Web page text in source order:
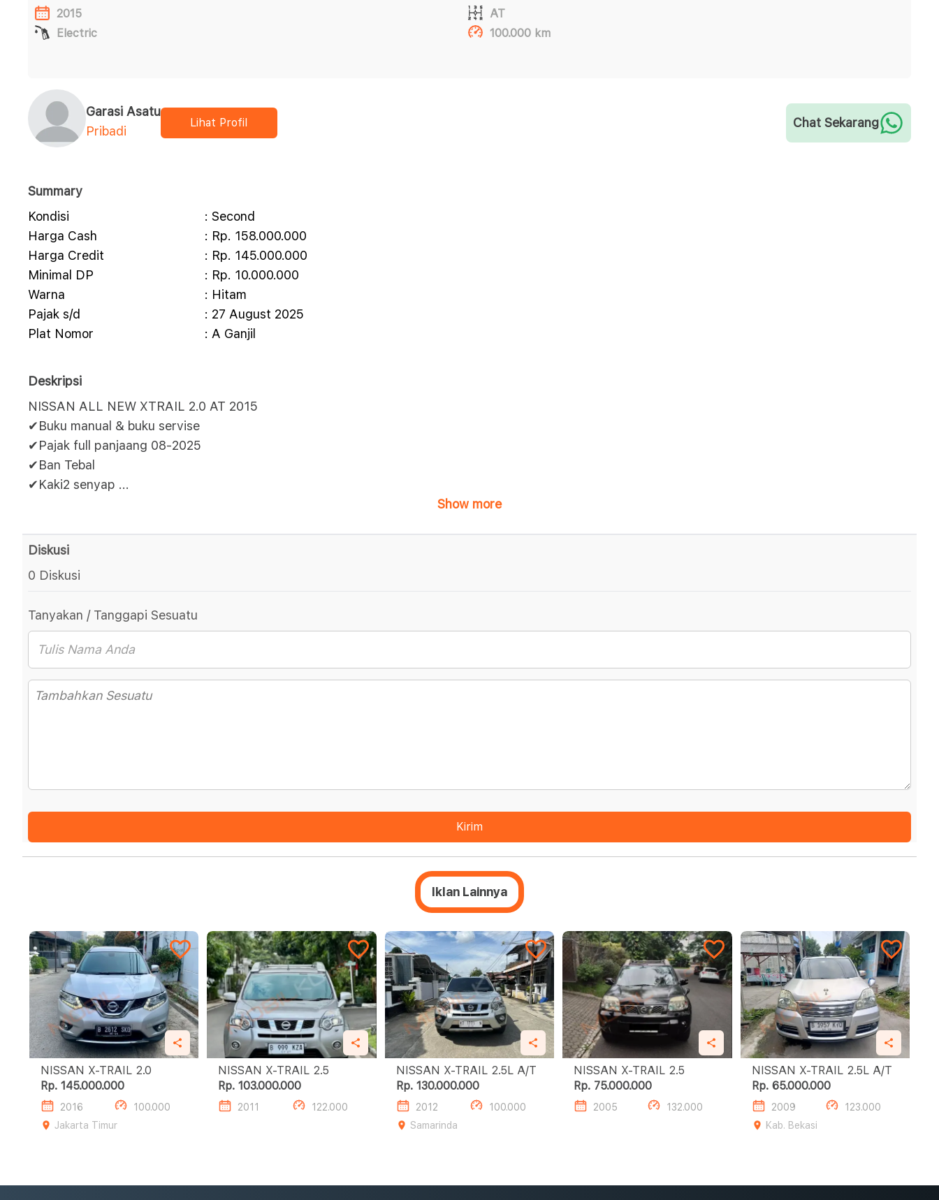
2015
AT
Electric
100.000 km
Garasi Asatu
Pribadi
Lihat Profil Chat Sekarang
Summary
Kondisi
: Second
Harga Cash
: Rp. 158.000.000
Harga Credit
: Rp. 145.000.000
Minimal DP
: Rp. 10.000.000
Warna
: Hitam
Pajak s/d
: 27 August 2025
Plat Nomor
: A Ganjil
Deskripsi
NISSAN ALL NEW XTRAIL 2.0 AT 2015
✔Buku manual & buku servise
✔Pajak full panjaang 08-2025
✔Ban Tebal
✔Kaki2 senyap ...
Show more
Diskusi
0 Diskusi
Tanyakan / Tanggapi Sesuatu
Kirim
Iklan Lainnya
NISSAN X-TRAIL 2.0
Rp. 145.000.000
2016
100.000
Jakarta Timur
NISSAN X-TRAIL 2.5
Rp. 103.000.000
2011 122.000
NISSAN X-TRAIL 2.5L A/T
Rp. 130.000.000
2012
100.000
Samarinda
NISSAN X-TRAIL 2.5
Rp. 75.000.000
2005 132.000
NISSAN X-TRAIL 2.5L A/T
Rp. 65.000.000
2009
123.000
Kab. Bekasi